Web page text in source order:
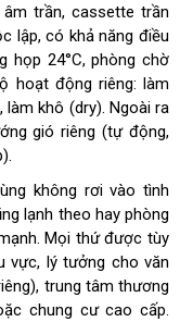
trần, cassette trần
lập, có khả năng điều
họp 24°C, phòng chờ
hoạt động riêng: làm
khô (dry). Ngoài ra
gió riêng (tự động,
không rơi vào tình
lạnh theo hay phòng
Mọi thứ được tùy
vực, lý tưởng cho văn
trung tâm thương
chung cư cao cấp.